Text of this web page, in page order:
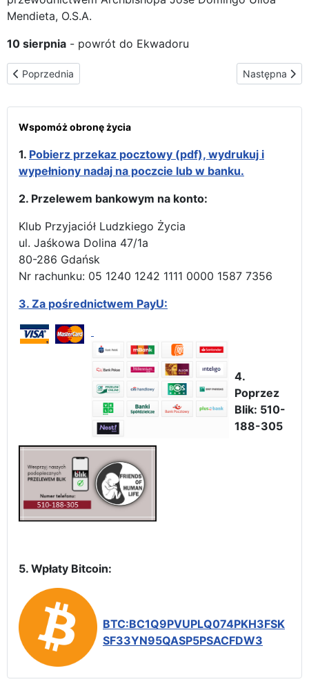
Mendieta, O.S.A.
10 sierpnia - powrót do Ekwadoru
Poprzednia strona: Wiadomości z krajów
Poprzednia Następna
Następna
Wspomóż obronę życia
1. Pobierz przekaz pocztowy (pdf), wydrukuj i
wypełniony nadaj na poczcie lub w banku.
2. Przelewem bankowym na konto:
Klub Przyjaciół Ludzkiego Życia
ul. Jaśkowa Dolina 47/1a
80-286 Gdańsk
Nr rachunku: 05 1240 1242 1111 0000 1587 7356
3. Za pośrednictwem PayU:
4.
Poprzez
Blik: 510-
188-305
5. Wpłaty Bitcoin:
BTC:BC1Q9PVUPLQ074PKH3FSK
SF33YN95QASP5PSACFDW3